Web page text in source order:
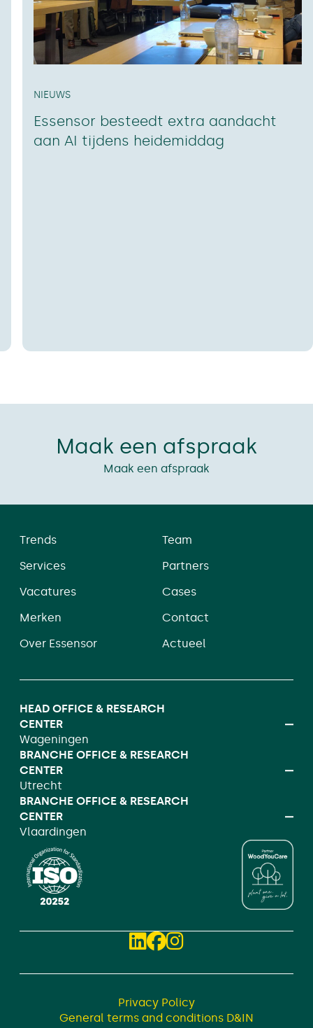
NIEUWS
Essensor besteedt extra aandacht
aan AI tijdens heidemiddag
Maak een afspraak
Maak een afspraak
Trends
Team
Services
Partners
Vacatures
Cases
Merken
Contact
Over Essensor
Actueel
HEAD OFFICE & RESEARCH
CENTER
Wageningen
BRANCHE OFFICE & RESEARCH
CENTER
Utrecht
BRANCHE OFFICE & RESEARCH
CENTER
Vlaardingen
Privacy Policy
General terms and conditions D&IN